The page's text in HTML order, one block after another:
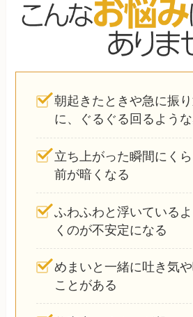
朝起きたときや急に振
に、ぐるぐる回るよう
立ち上がった瞬間にく
前が暗くなる
ふわふわと浮いている
くのが不安定になる
めまいと一緒に吐き気
ことがある